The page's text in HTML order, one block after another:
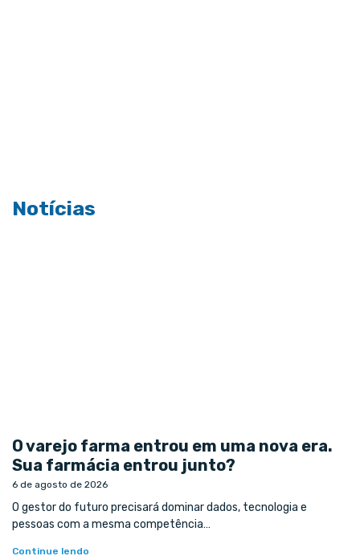
Notícias
O varejo farma entrou em uma nova era.
Sua farmácia entrou junto?
6 de agosto de 2026
O gestor do futuro precisará dominar dados, tecnologia e
pessoas com a mesma competência…
Continue lendo